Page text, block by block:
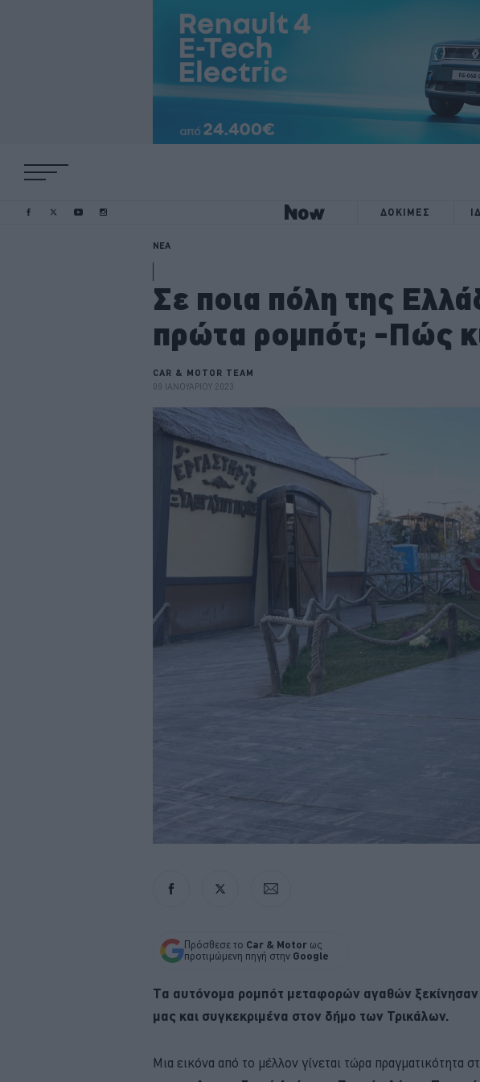
ΔΟΚΙΜΕΣ
ΝΕΑ
Σε ποια πόλη της
πρώτα ρομπότ; -Πώς
CAR & MOTOR TEAM
09 ΙΑΝΟΥΑΡΙΟΥ 2023
Πρόσθεσε το Car & Motor ως
προτιμώμενη πηγή στην Google
Τα αυτόνομα ρομπότ μεταφορών αγαθών ξεκίνησαν
μας και συγκεκριμένα στον δήμο των Τρικάλων.
Μια εικόνα από το μέλλον γίνεται τώρα πραγματικότητα